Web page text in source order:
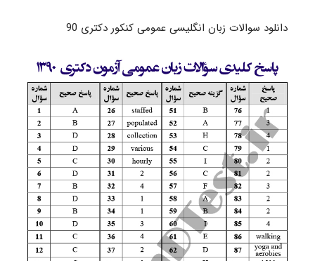
دانلود سوالات زبان انگلیسی عمومی کنکور دکتری 90